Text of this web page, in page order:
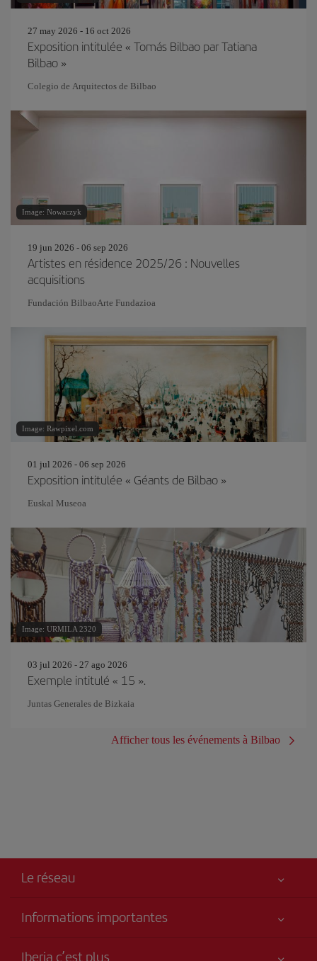
27 may 2026 - 16 oct 2026
Exposition intitulée « Tomás Bilbao par Tatiana
Bilbao »
Colegio de Arquitectos de Bilbao
Image: Nowaczyk
19 jun 2026 - 06 sep 2026
Artistes en résidence 2025/26 : Nouvelles
acquisitions
Fundación BilbaoArte Fundazioa
Image: Rawpixel.com
01 jul 2026 - 06 sep 2026
Exposition intitulée « Géants de Bilbao »
Euskal Museoa
Image: URMILA 2320
03 jul 2026 - 27 ago 2026
Exemple intitulé « 15 ».
Juntas Generales de Bizkaia
Afficher tous les événements à Bilbao
Le réseau
Informations importantes
Iberia c’est plus